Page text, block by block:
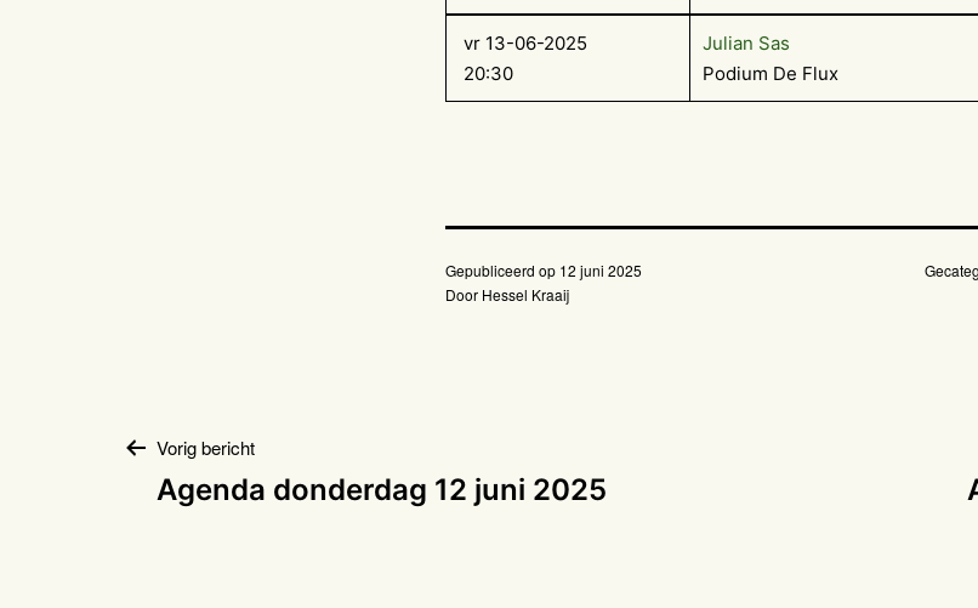
vr 13-06-2025
20:30
Julian Sas
Podium De Flux
Gepubliceerd op 12 juni 2025
Door Hessel Kraaij
Bericht
Vorig bericht
Agenda donderdag 12 juni 2025